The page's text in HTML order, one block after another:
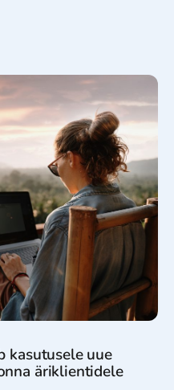
kasutusele uue
äriklientidele